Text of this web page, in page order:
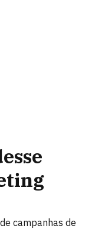
campanhas de